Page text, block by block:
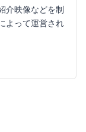
介映像などを制
よって運営され